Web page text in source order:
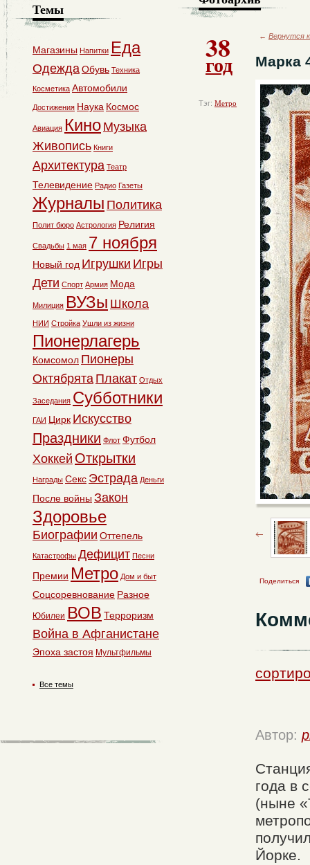
38
год
Тэг: Метро
← Вернутся
Марка
Поделиться
Автор:
года в
(ныне
Йорке.
Темы
Магазины Напитки Еда
ОдеждаОбувь Техника
Косметика Автомобили
Достижения Наука Космос
Авиация Кино Музыка
Живопись Книги
Архитектура Театр
Телевидение Радио Газеты
Журналы Политика
Полит бюро Астрология Религия
Свадьбы 1 мая 7 ноября
Новый год Игрушки Игры
Дети Спорт Армия Мода
Милиция ВУЗы Школа
НИИ Стройка Ушли из жизни
Пионерлагерь
Комсомол Пионеры
Октябрята Плакат Отдых
Заседания Субботники
ГАИ Цирк Искусство
Праздники Флот Футбол
Хоккей Открытки
Награды Секс Эстрада Деньги
После войны Закон
Здоровье
Биографии Оттепель
Катастрофы Дефицит Песни
Премии Метро Дом и быт
Соцсоревнование Разное
Юбилеи ВОВ Терроризм
Война в Афганистане
Эпоха застоя Мультфильмы
Все темы